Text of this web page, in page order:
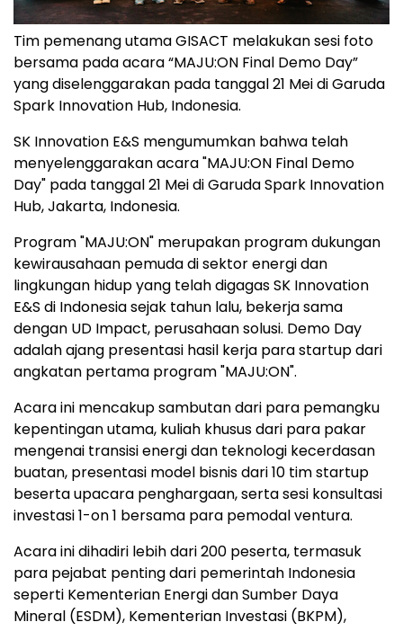
Tim pemenang utama GISACT melakukan sesi foto
bersama pada acara “MAJU:ON Final Demo Day”
yang diselenggarakan pada tanggal 21 Mei di Garuda
Spark Innovation Hub, Indonesia.
SK Innovation E&S mengumumkan bahwa telah
menyelenggarakan acara "MAJU:ON Final Demo
Day" pada tanggal 21 Mei di Garuda Spark Innovation
Hub, Jakarta, Indonesia.
Program "MAJU:ON" merupakan program dukungan
kewirausahaan pemuda di sektor energi dan
lingkungan hidup yang telah digagas SK Innovation
E&S di Indonesia sejak tahun lalu, bekerja sama
dengan UD Impact, perusahaan solusi. Demo Day
adalah ajang presentasi hasil kerja para startup dari
angkatan pertama program "MAJU:ON".
Acara ini mencakup sambutan dari para pemangku
kepentingan utama, kuliah khusus dari para pakar
mengenai transisi energi dan teknologi kecerdasan
buatan, presentasi model bisnis dari 10 tim startup
beserta upacara penghargaan, serta sesi konsultasi
investasi 1-on 1 bersama para pemodal ventura.
Acara ini dihadiri lebih dari 200 peserta, termasuk
para pejabat penting dari pemerintah Indonesia
seperti Kementerian Energi dan Sumber Daya
Mineral (ESDM), Kementerian Investasi (BKPM),